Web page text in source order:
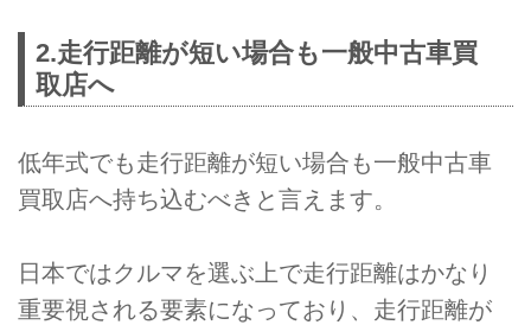
2.走行距離が短い場合も一般中古車買
取店へ
低年式でも走行距離が短い場合も一般中古車
買取店へ持ち込むべきと言えます。
日本ではクルマを選ぶ上で走行距離はかなり
重要視される要素になっており、走行距離が